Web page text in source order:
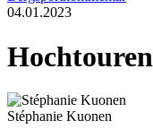
04.01.2023
Hochtouren
Stéphanie Kuonen